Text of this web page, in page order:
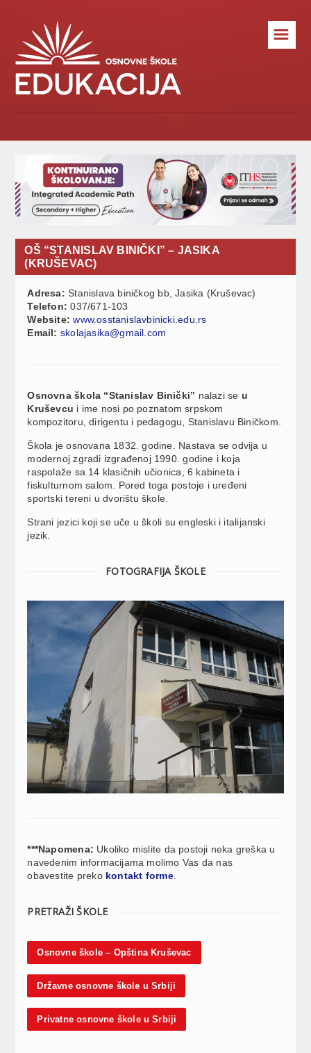
☰
OŠ “STANISLAV BINIČKI” – JASIKA
(KRUŠEVAC)
Adresa:Stanislava biničkog bb, Jasika (Kruševac)
Telefon:037/671-103
Website:www.osstanislavbinicki.edu.rs
Email: skolajasika@gmail.com
Osnovna škola “Stanislav Binički” nalazi se u
Kruševcu i ime nosi po poznatom srpskom
kompozitoru, dirigentu i pedagogu, Stanislavu Biničkom.
Škola je osnovana 1832. godine. Nastava se odvija u
modernoj zgradi izgrađenoj 1990. godine i koja
raspolaže sa 14 klasičnih učionica, 6 kabineta i
fiskulturnom salom. Pored toga postoje i uređeni
sportski tereni u dvorištu škole.
Strani jezici koji se uče u školi su engleski i italijanski
jezik.
FOTOGRAFIJA ŠKOLE
***Napomena: Ukoliko mislite da postoji neka greška u
navedenim informacijama molimo Vas da nas
obavestite preko kontakt forme.
PRETRAŽI ŠKOLE
Osnovne škole – Opština Kruševac
Državne osnovne škole u Srbiji
Privatne osnovne škole u Srbiji